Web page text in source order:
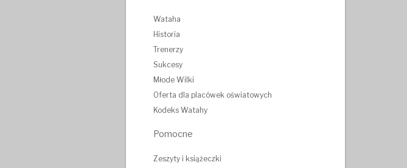
Wataha
Historia
Trenerzy
Sukcesy
Młode Wilki
Oferta dla placówek oświatowych
Kodeks Watahy
Pomocne
Zeszyty i książeczki